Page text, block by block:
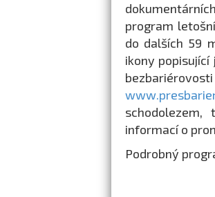
program
do dalších 59
ikony
informací o
Podrobný